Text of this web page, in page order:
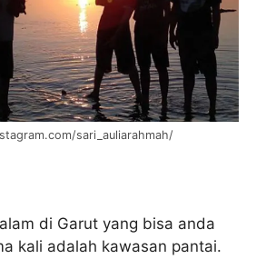
sari_auliarahmah/
di Garut yang bisa anda
kali adalah kawasan pantai.